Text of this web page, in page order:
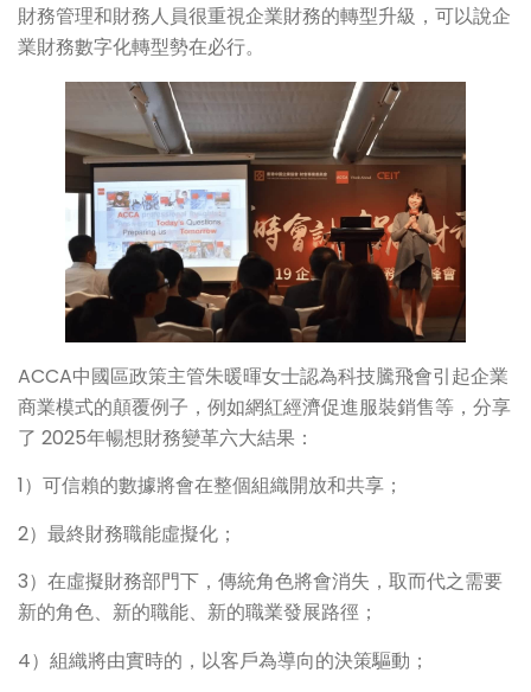
財務管理和財務人員很重視企業財務的轉型升級，可以說企
業財務數字化轉型勢在必行。
ACCA中國區政策主管朱暖暉女士認為科技騰飛會引起企業
商業模式的顛覆例子，例如網紅經濟促進服裝銷售等，分享
了 2025年暢想財務變革六大結果：
1）可信賴的數據將會在整個組織開放和共享；
2）最終財務職能虛擬化；
3）在虛擬財務部門下，傳統角色將會消失，取而代之需要
新的角色、新的職能、新的職業發展路徑；
4）組織將由實時的，以客戶為導向的決策驅動；